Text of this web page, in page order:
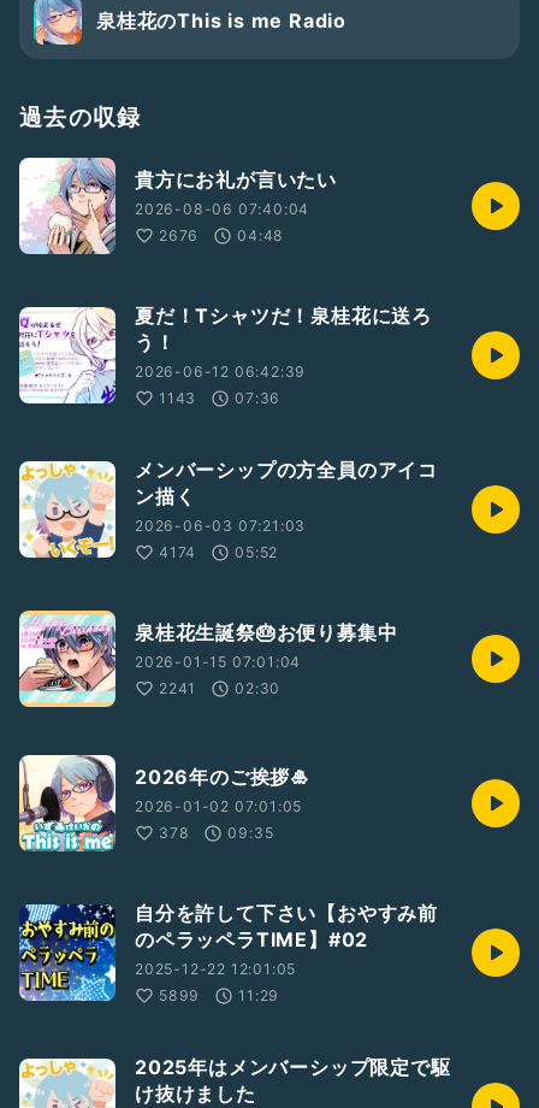
泉桂花のThis is me Radio
過去の収録
貴方にお礼が言いたい
2026-08-06 07:40:04
2676
04:48
夏だ！Tシャツだ！泉桂花に送ろ
う！
2026-06-12 06:42:39
1143
07:36
メンバーシップの方全員のアイコ
ン描く
2026-06-03 07:21:03
4174
05:52
泉桂花生誕祭🎂お便り募集中
2026-01-15 07:01:04
2241
02:30
2026年のご挨拶🎍
2026-01-02 07:01:05
378
09:35
自分を許して下さい【おやすみ前
のペラッペラTIME】#02
2025-12-22 12:01:05
5899
11:29
2025年はメンバーシップ限定で駆
け抜けました